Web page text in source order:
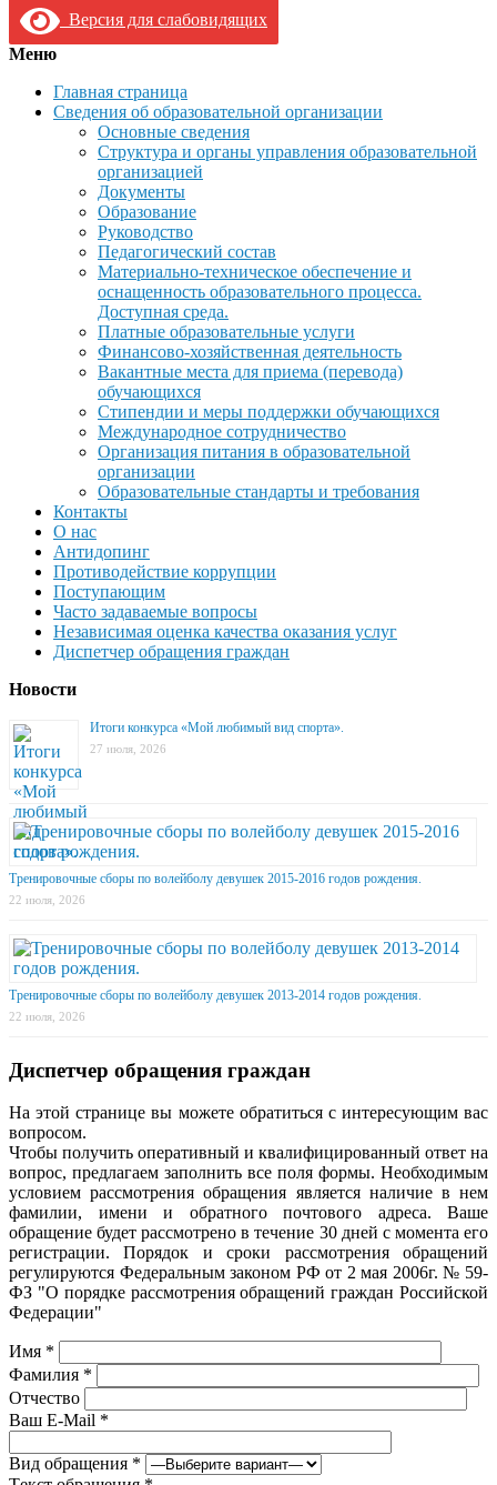
Версия для слабовидящих
Меню
Главная страница
Сведения об образовательной организации
Основные сведения
Структура и органы управления образовательной
организацией
Документы
Образование
Руководство
Педагогический состав
Материально-техническое обеспечение и
оснащенность образовательного процесса.
Доступная среда.
Платные образовательные услуги
Финансово-хозяйственная деятельность
Вакантные места для приема (перевода)
обучающихся
Стипендии и меры поддержки обучающихся
Международное сотрудничество
Организация питания в образовательной
организации
Образовательные стандарты и требования
Контакты
О нас
Антидопинг
Противодействие коррупции
Поступающим
Часто задаваемые вопросы
Независимая оценка качества оказания услуг
Диспетчер обращения граждан
Новости
Итоги конкурса «Мой любимый вид спорта».
27 июля, 2026
Тренировочные сборы по волейболу девушек 2015-2016 годов рождения.
22 июля, 2026
Тренировочные сборы по волейболу девушек 2013-2014 годов рождения.
22 июля, 2026
Диспетчер обращения граждан
На этой странице вы можете обратиться с интересующим вас
вопросом.
Чтобы получить оперативный и квалифицированный ответ на
вопрос, предлагаем заполнить все поля формы. Необходимым
условием рассмотрения обращения является наличие в нем
фамилии, имени и обратного почтового адреса. Ваше
обращение будет рассмотрено в течение 30 дней с момента его
регистрации. Порядок и сроки рассмотрения обращений
регулируются Федеральным законом РФ от 2 мая 2006г. № 59-
ФЗ "О порядке рассмотрения обращений граждан Российской
Федерации"
Имя *
Фамилия *
Отчество
Ваш E-Mail *
Вид обращения *